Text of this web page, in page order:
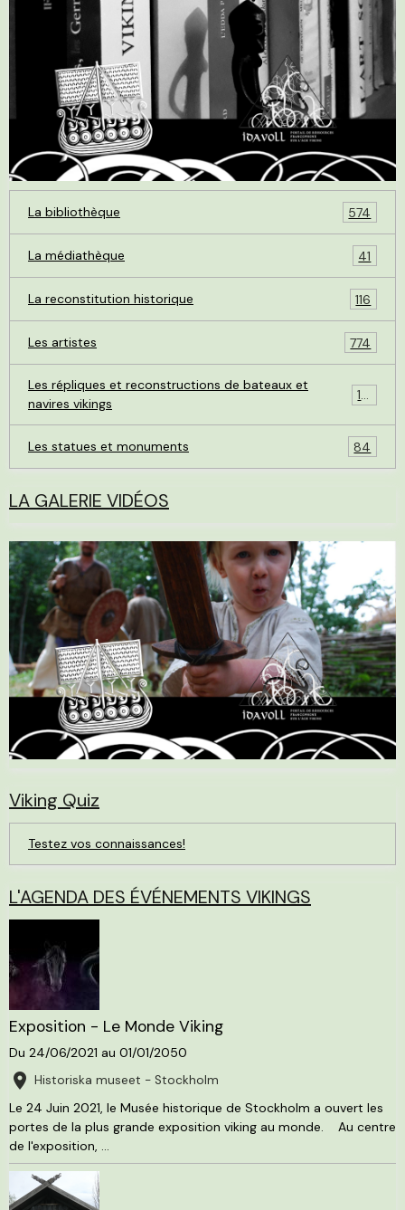
La bibliothèque 574
La médiathèque 41
La reconstitution historique 116
Les artistes 774
Les répliques et reconstructions de bateaux et
navires vikings
119
Les statues et monuments 84
LA GALERIE VIDÉOS
Viking Quiz
Testez vos connaissances!
L'AGENDA DES ÉVÉNEMENTS VIKINGS
Exposition - Le Monde Viking
Du 24/06/2021 au 01/01/2050
Historiska museet - Stockholm
Le 24 Juin 2021, le Musée historique de Stockholm a ouvert les
portes de la plus grande exposition viking au monde. Au centre
de l'exposition, ...